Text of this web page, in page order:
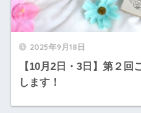
2025年9月18日
【10月2日・3日】第２
します！